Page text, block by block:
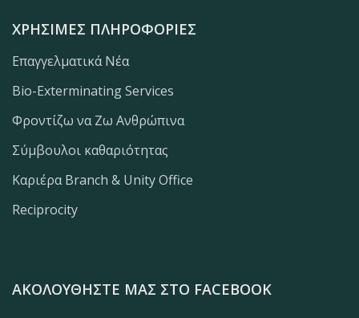
ΧΡΉΣΙΜΕΣ ΠΛΗΡΟΦΟΡΊΕΣ
Επαγγελματικά Νέα
Bio-Exterminating Services
Φροντίζω να Ζω Ανθρώπινα
Σύμβουλοι καθαριότητας
Καριέρα Branch & Unity Office
Reciprocity
ΑΚΟΛΟΥΘΉΣΤΕ ΜΑΣ ΣΤΟ FACEBOOK